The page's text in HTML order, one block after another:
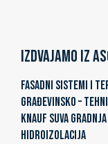
Izdvajamo iz
FASADNI SISTEMI I
GRAĐEVINSKO –
KNAUF SUVA
HIDROIZOLACIJA